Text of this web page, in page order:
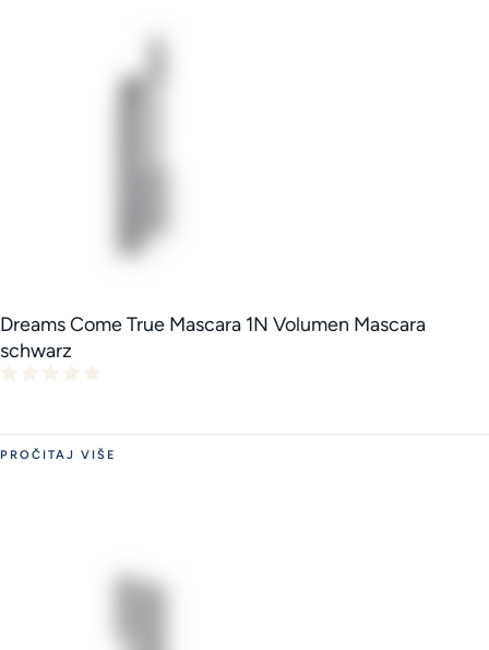
Dreams Come True Mascara 1N Volumen Mascara
schwarz
PROČITAJ VIŠE